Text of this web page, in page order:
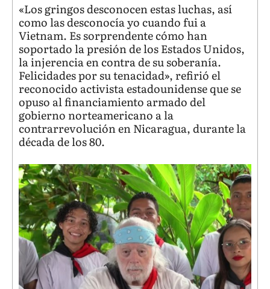
«Los gringos desconocen estas luchas, así
como las desconocía yo cuando fui a
Vietnam. Es sorprendente cómo han
soportado la presión de los Estados Unidos,
la injerencia en contra de su soberanía.
Felicidades por su tenacidad», refirió el
reconocido activista estadounidense que se
opuso al financiamiento armado del
gobierno norteamericano a la
contrarrevolución en Nicaragua, durante la
década de los 80.